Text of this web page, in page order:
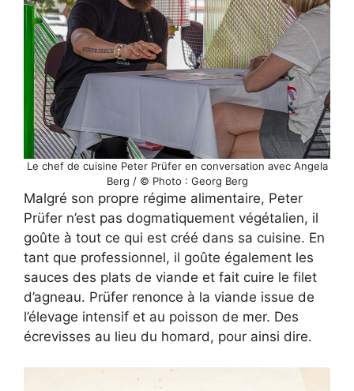
Le chef de cuisine Peter Prüfer en conversation avec Angela
Berg / © Photo : Georg Berg
Malgré son propre régime alimentaire, Peter
Prüfer n’est pas dogmatiquement végétalien, il
goûte à tout ce qui est créé dans sa cuisine. En
tant que professionnel, il goûte également les
sauces des plats de viande et fait cuire le filet
d’agneau. Prüfer renonce à la viande issue de
l’élevage intensif et au poisson de mer. Des
écrevisses au lieu du homard, pour ainsi dire.